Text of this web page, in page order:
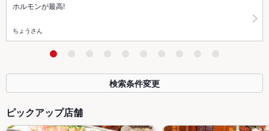
ホルモンが最高!
ちょうさん
検索条件変更
ピックアップ店舗